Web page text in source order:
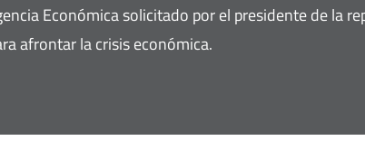
Económica solicitado por el presidente de la
afrontar la crisis económica.